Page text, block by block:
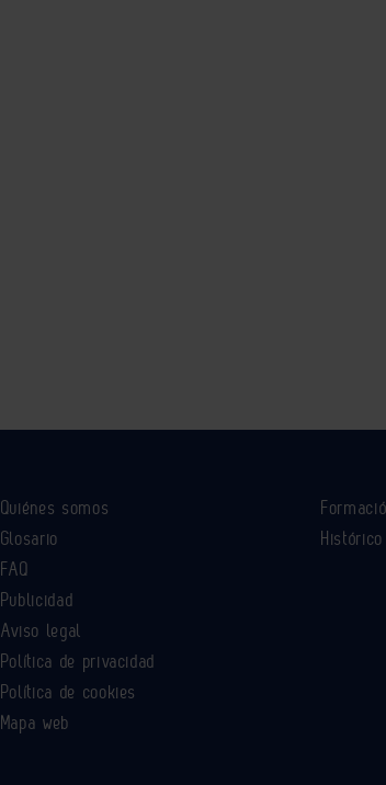
Quiénes somos
Glosario
FAQ
Publicidad
Aviso legal
Política de privacidad
Política de cookies
Mapa web